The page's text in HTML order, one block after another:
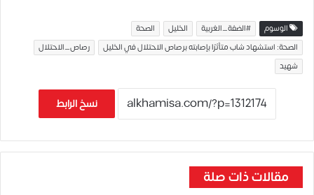
الوسوم #الضفة_الغربية الخليل
الصحة
الصحة: استشهاد شاب متأثرًا بإصابته برصاص الاحتلال في الخليل
رصاص_الاحتلال
شهيد
نسخ الرابط
مقالات ذات صلة